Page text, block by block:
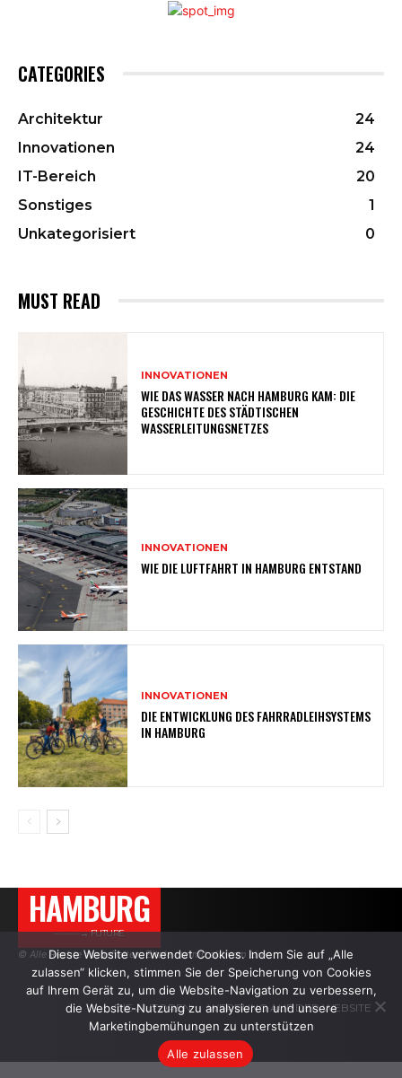
CATEGORIES
Architektur
24
Innovationen
24
IT-Bereich
20
Sonstiges
1
Unkategorisiert
0
MUST READ
INNOVATIONEN
WIE DAS WASSER NACH HAMBURG KAM: DIE
GESCHICHTE DES STÄDTISCHEN
WASSERLEITUNGSNETZES
INNOVATIONEN
WIE DIE LUFTFAHRT IN HAMBURG ENTSTAND
INNOVATIONEN
DIE ENTWICKLUNG DES FAHRRADLEIHSYSTEMS
IN HAMBURG
HAMBURG
———→ FUTURE
© Alle Rechte vorbehalten. Zitate nur mit aktivem Link.
DIE AUTOREN WERBUNG AUF DER WEBSITE
Diese Website verwendet Cookies. Indem Sie auf „Alle
zulassen“ klicken, stimmen Sie der Speicherung von Cookies
auf Ihrem Gerät zu, um die Website-Navigation zu verbessern,
die Website-Nutzung zu analysieren und unsere
Marketingbemühungen zu unterstützen
Alle zulassen